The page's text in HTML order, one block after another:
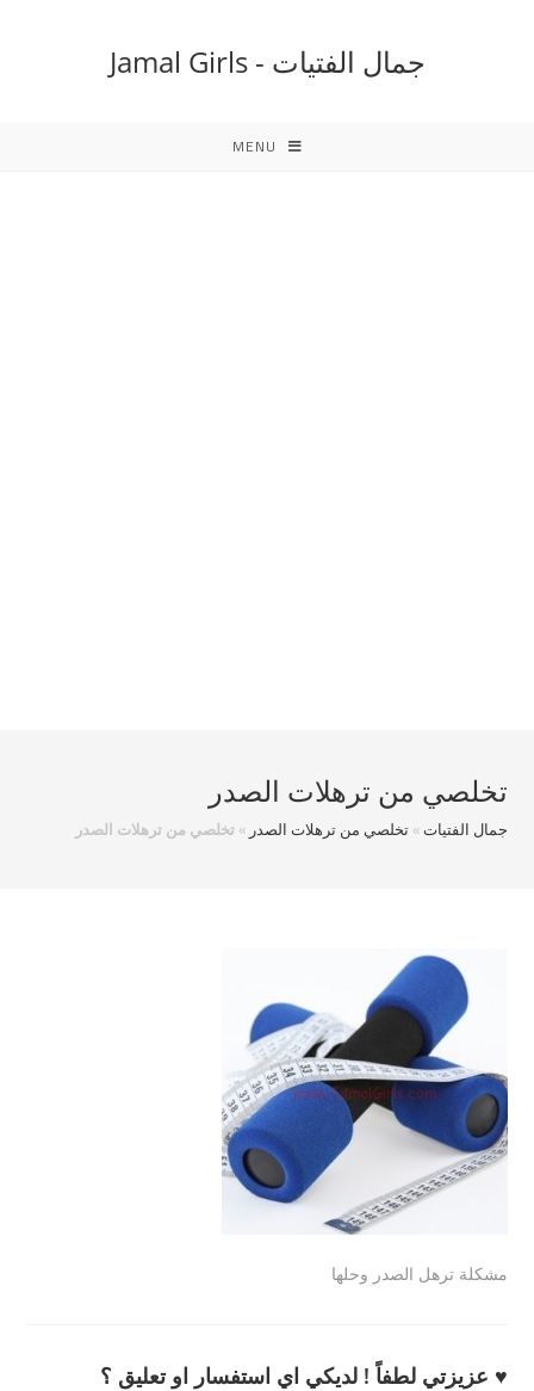
جمال الفتيات - Jamal Girls
MENU
تخلصي من ترهلات الصدر
جمال الفتيات»تخلصي من ترهلات الصدر »تخلصي من ترهلات الصدر
مشكلة ترهل الصدر وحلها
♥ عزيزتي لطفاً ! لديكي اي استفسار او تعليق ؟